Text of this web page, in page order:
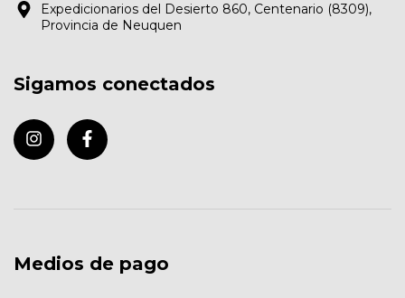
Expedicionarios del Desierto 860, Centenario (8309),
Provincia de Neuquen
Sigamos conectados
Medios de pago